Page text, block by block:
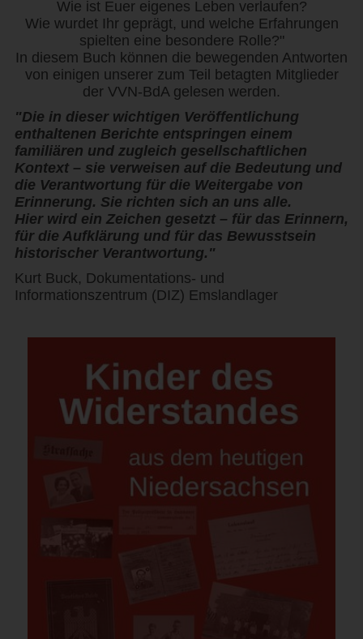
Wie ist Euer eigenes Leben verlaufen?
Wie wurdet Ihr geprägt, und welche Erfahrungen
spielten eine besondere Rolle?"
In diesem Buch können die bewegenden Antworten
von einigen unserer zum Teil betagten Mitglieder
der VVN-BdA gelesen werden.
"Die in dieser wichtigen Veröffentlichung
enthaltenen Berichte entspringen einem
familiären und zugleich gesellschaftlichen
Kontext – sie verweisen auf die Bedeutung und
die Verantwortung für die Weitergabe von
Erinnerung. Sie richten sich an uns alle.
Hier wird ein Zeichen gesetzt – für das Erinnern,
für die Aufklärung und für das Bewusstsein
historischer Verantwortung."
Kurt Buck, Dokumentations- und
Informationszentrum (DIZ) Emslandlager